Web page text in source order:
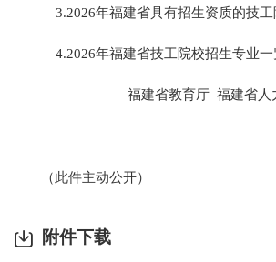
3.2026年福建省具有招生资质的技工
4.2026年福建省技工院校招生专业一
福建省教育厅 福建省人
（此件主动公开）
附件下载